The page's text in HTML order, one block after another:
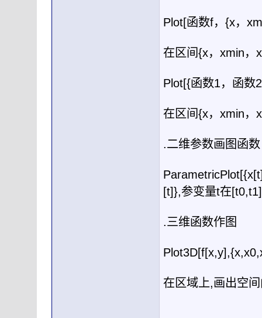
Plot[函数f， {x，
在区间 {x， xmin，
Plot[{函数1，函数
在区间 {x， xmin，
.二维参数画图函数
[t]},参变量t在[t0,t1]
.三维函数作图
在区域上,画出空